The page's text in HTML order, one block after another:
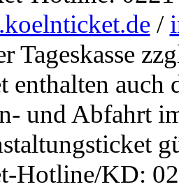
/
Tageskasse
enthalten auch
und Abfahrt
Hotline/KD: